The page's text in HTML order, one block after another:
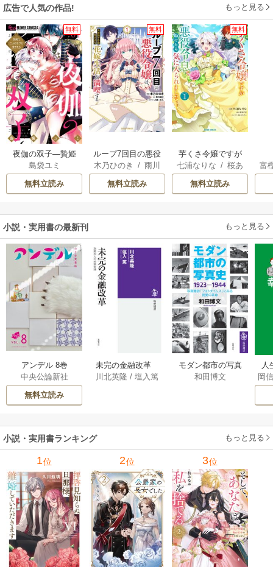
広告で人気の作品! もっと見る
無料
夜伽の双子―贄姫
は二人の王子に愛
される―
島袋ユミ
無料立読み
無料
ループ7回目の悪役
令嬢は、元敵国で
自由気ままな花嫁
生活を満喫する
木乃ひのき /雨川
/ 八美☆わん
無料立読み
無料
芋くさ令嬢ですが
悪役令息を助けた
ら気に入られまし
た
七浦なりな /桜あ
/ くろでこ
無料立読み
富
小説・実用書の最新刊 もっと見る
アンデル 8巻
中央公論新社
無料立読み
未完の金融改革
――池尾和人の政
川北英隆 /塩入篤
モダン都市の写真
史 1923－1944
和田博文
人
教
岡
小説・実用書ランキング もっと見る
1位 2位 3位